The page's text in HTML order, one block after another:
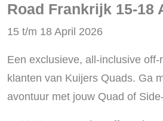
Road Frankrijk 15-18
15 t/m 18 April 2026
Een exclusieve, all-inclusive
klanten van Kuijers Quads. Ga
avontuur met jouw Quad of